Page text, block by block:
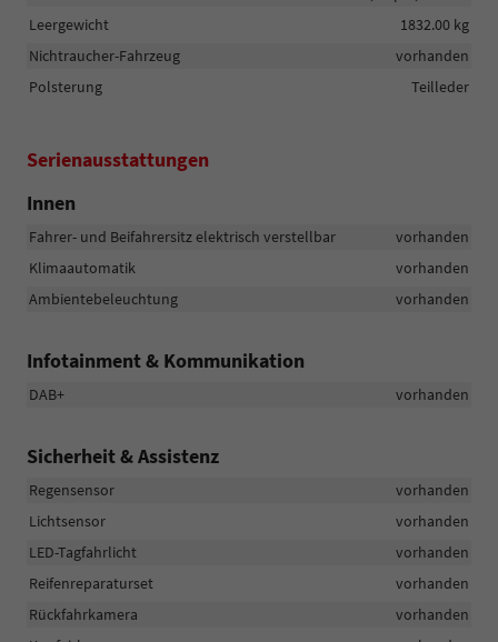
Leergewicht
1832.00 kg
Nichtraucher-Fahrzeug
vorhanden
Polsterung
Teilleder
Serienausstattungen
Innen
Fahrer- und Beifahrersitz elektrisch verstellbar
vorhanden
Klimaautomatik
vorhanden
Ambientebeleuchtung
vorhanden
Infotainment & Kommunikation
DAB+ vorhanden
Sicherheit & Assistenz
Regensensor
vorhanden
Lichtsensor
vorhanden
LED-Tagfahrlicht
vorhanden
Reifenreparaturset
vorhanden
Rückfahrkamera
vorhanden